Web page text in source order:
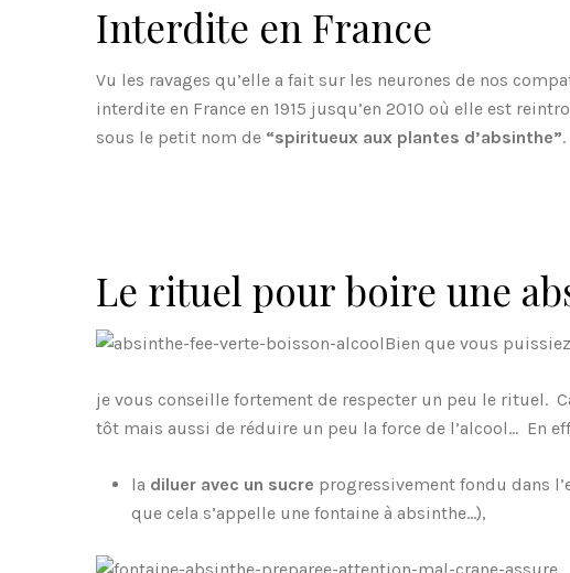
Interdite en France
Vu les ravages qu’elle a fait sur les neurones de nos
interdite en France en 1915 jusqu’en 2010 où elle est
sous le petit nom de “spiritueux aux plantes d’absinthe”.
Le rituel pour boire une
Bien que vous
je vous conseille fortement de respecter un peu le rituel.
tôt mais aussi de réduire un peu la force de l’alcool… En
la diluer avec un sucre progressivement fondu dans
que cela s’appelle une fontaine à absinthe…),